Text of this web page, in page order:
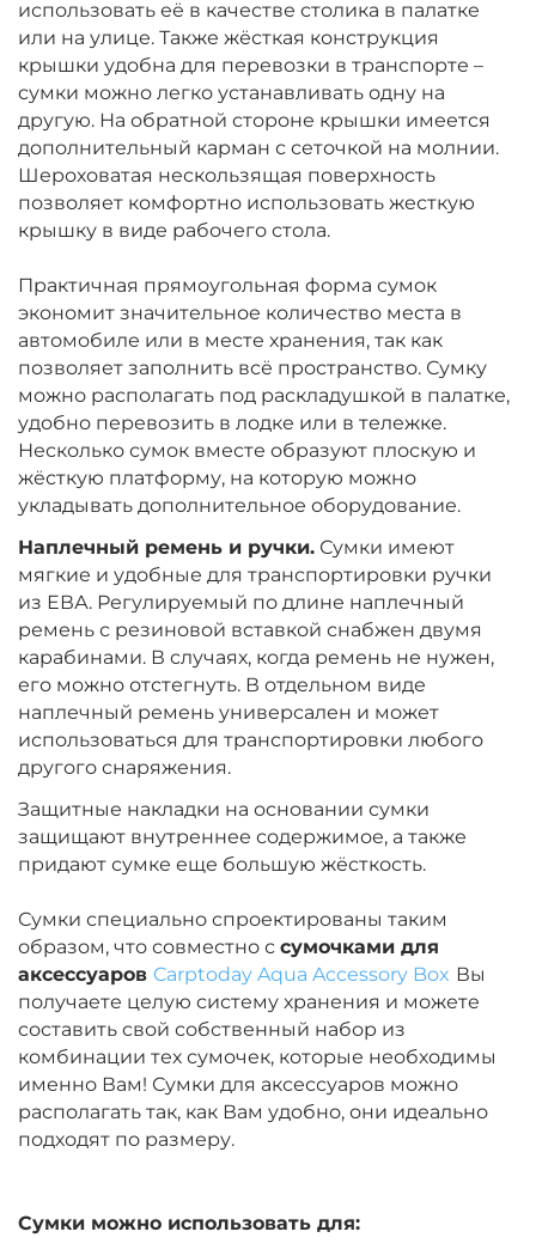
использовать её в качестве столика в палатке
или на улице. Также жёсткая конструкция
крышки удобна для перевозки в транспорте –
сумки можно легко устанавливать одну на
другую. На обратной стороне крышки имеется
дополнительный карман с сеточкой на молнии.
Шероховатая нескользящая поверхность
позволяет комфортно использовать жесткую
крышку в виде рабочего стола.
Практичная прямоугольная форма сумок
экономит значительное количество места в
автомобиле или в месте хранения, так как
позволяет заполнить всё пространство. Сумку
можно располагать под раскладушкой в палатке,
удобно перевозить в лодке или в тележке.
Несколько сумок вместе образуют плоскую и
жёсткую платформу, на которую можно
укладывать дополнительное оборудование.
Наплечный ремень и ручки. Сумки имеют
мягкие и удобные для транспортировки ручки
из ЕВА. Регулируемый по длине наплечный
ремень с резиновой вставкой снабжен двумя
карабинами. В случаях, когда ремень не нужен,
его можно отстегнуть. В отдельном виде
наплечный ремень универсален и может
использоваться для транспортировки любого
другого снаряжения.
Защитные накладки на основании сумки
защищают внутреннее содержимое, а также
придают сумке еще большую жёсткость.
Сумки специально спроектированы таким
образом, что совместно с сумочками для
аксессуаров Carptoday Aqua Accessory Box Вы
получаете целую систему хранения и можете
составить свой собственный набор из
комбинации тех сумочек, которые необходимы
именно Вам! Сумки для аксессуаров можно
располагать так, как Вам удобно, они идеально
подходят по размеру.
Сумки можно использовать для: